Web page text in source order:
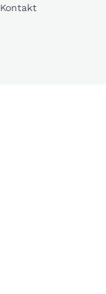
Kontakt